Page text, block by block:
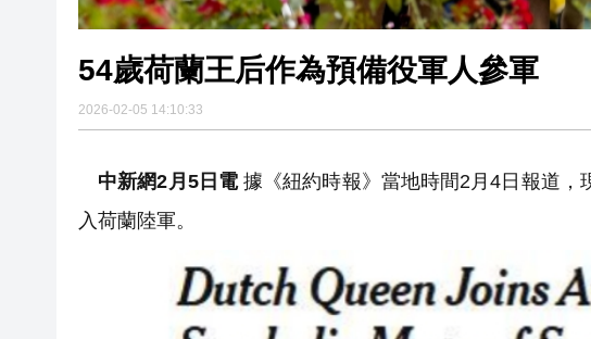
54歲荷蘭王后作為預備役軍人參軍
2026-02-05 14:10:33
中新網2月5日電據《紐約時報》當地時間2月4日報道，
入荷蘭陸軍。